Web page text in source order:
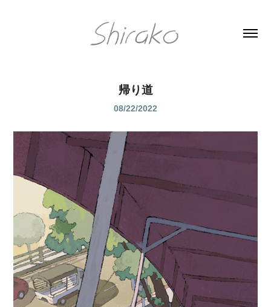
帰り道
08/22/2022